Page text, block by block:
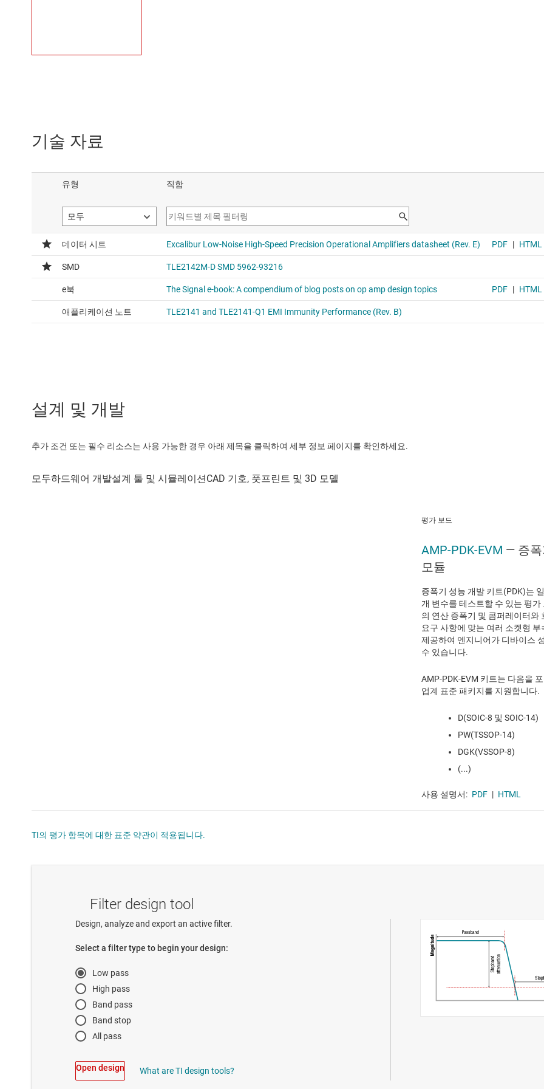
기술 자료
설계 및 개발
추가 조건 또는 필수 리소스는 사용 가능한 경우 아래 제목을 클릭하여 세부 정보 페이지를 확인하세요.
평가 보드
AMP-PDK-EVM — 증폭
모듈
증폭기 성능 개발 키트(PDK)는
개 변수를 테스트할 수 있는 평
의 연산 증폭기 및 콤퍼레이터와
요구 사항에 맞는 여러 소켓형
제공하여 엔지니어가 디바이스
수 있습니다.
AMP-PDK-EVM 키트는 다음을
업계 표준 패키지를 지원합니다.
D(SOIC-8 및 SOIC-14)
PW(TSSOP-14)
DGK(VSSOP-8)
(...)
사용 설명서: PDF | HTML
TI의 평가 항목에 대한 표준 약관이 적용됩니다.